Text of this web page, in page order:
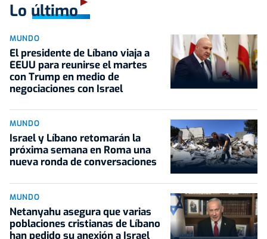
Lo último
MUNDO
El presidente de Líbano viaja a
EEUU para reunirse el martes
con Trump en medio de
negociaciones con Israel
MUNDO
Israel y Líbano retomarán la
próxima semana en Roma una
nueva ronda de conversaciones
MUNDO
Netanyahu asegura que varias
poblaciones cristianas de Líbano
han pedido su anexión a Israel